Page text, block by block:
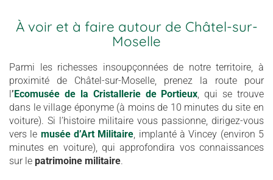
À voir et à faire autour de Châtel-sur-
Moselle
Parmi les richesses insoupçonnées de notre territoire, à
proximité de Châtel-sur-Moselle, prenez la route pour
l’Ecomusée de la Cristallerie de Portieux, qui se trouve
dans le village éponyme (à moins de 10 minutes du site en
voiture). Si l’histoire militaire vous passionne, dirigez-vous
vers le musée d’Art Militaire, implanté à Vincey (environ 5
minutes en voiture), qui approfondira vos connaissances
sur le patrimoine militaire.